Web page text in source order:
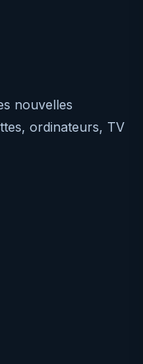
nouvelles
ordinateurs, TV